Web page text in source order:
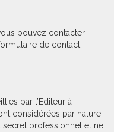
pouvez contacter
de contact
par l’Editeur à
considérées par nature
professionnel et ne